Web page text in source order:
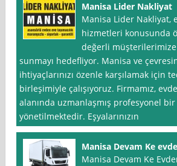
Manisa Lider Nakliyat
Manisa Lider Nakliyat,
hizmetleri konusunda
değerli
sunmayı hedefliyor. Manisa ve
ihtiyaçlarınızı özenle karşılamak için
birleşimiyle çalışıyoruz. Firmamız,
alanında uzmanlaşmış profesyonel
yönetilmektedir. Eşyalarınızın
Manisa Devam Ke
Manisa Devam Ke